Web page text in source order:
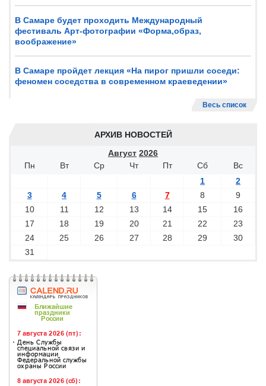
В Самаре будет проходить Международный
фестиваль Арт-фотографии «Форма,образ,
воображение»
В Самаре пройдет лекция «На пирог пришли соседи:
феномен соседства в современном краеведении»
Весь список
АРХИВ НОВОСТЕЙ
Август 2026
Пн
Вт Ср Чт Пт Сб
Вс
1
2
3
4 5 6 7 8
9
10
11 12 13 14 15
16
17
18 19 20 21 22
23
24
25 26 27 28 29
30
31